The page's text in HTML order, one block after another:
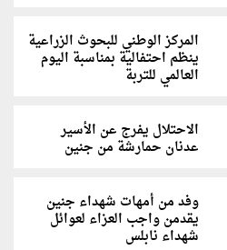
المركز الوطني للبحوث الزراعية
ينظم احتفالية بمناسبة اليوم
العالمي للتربة
الاحتلال يفرج عن الأسير
عدنان حمارشة من جنين
وفد من أمهات شهداء جنين
يقدمن واجب العزاء لعوائل
شهداء نابلس